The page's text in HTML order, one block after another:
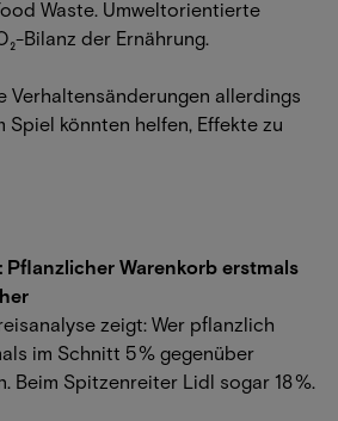
Waste. Umweltorientierte
Bilanz der Ernährung.
Verhaltensänderungen allerdings
Spiel könnten helfen, Effekte zu
Pflanzlicher Warenkorb erstmals
zeigt: Wer pflanzlich
im Schnitt 5 % gegenüber
Beim Spitzenreiter Lidl sogar 18 %.